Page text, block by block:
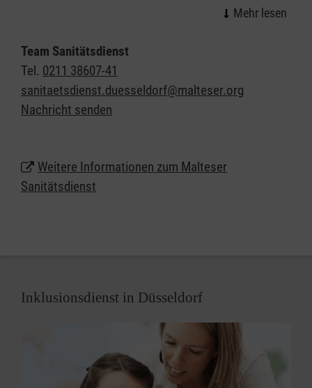
Mitarbeitenden des Malteser Sanitätsdiensts leisten
Veranstaltungen ab einer gewissen Dimension bzw.
mit einer bestimmten Charakteristik erfordern einen
qualifizierten Sanitätsdienst. Überall da, wo viele
Menschen zusammenkommen, erhöht sich
Absicherung umsichtiger Veranstalter ergibt sich
die Notwendigkeit eines Sanitätsdienstes nicht
Team Sanitätsdienst
Tel. 0211 38607-41
sanitaetsdienst.duesseldorf@malteser.org
Nachricht senden
Weitere Informationen zum Malteser
Sanitätsdienst
Inklusionsdienst in Düsseldorf